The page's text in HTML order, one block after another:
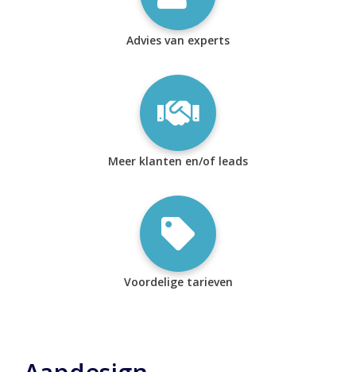
Advies van experts
Meer klanten en/of leads
Voordelige tarieven